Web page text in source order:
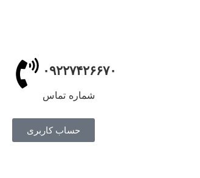
۰۹۲۲۷۴۲۶۶۷۰
شماره تماس
حساب کاربری